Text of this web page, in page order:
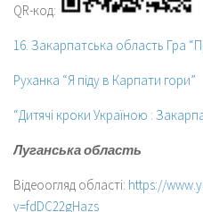
QR-код:
16. Закарпатська область Гра
Руханка “Я піду в Карпати гори”
“Дитячі кроки Україною :
Луганська область
Відеоогляд області: https://
v=fdDC22gHazs